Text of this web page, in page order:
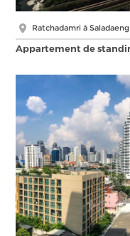
Ratchadamri à Saladaeng
Appartement de